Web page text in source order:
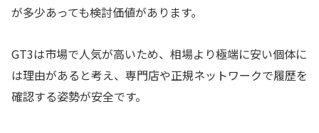
が多少あっても検討価値があります。
GT3は市場で人気が高いため、相場より極端に安い個体に
は理由があると考え、専門店や正規ネットワークで履歴を
確認する姿勢が安全です。